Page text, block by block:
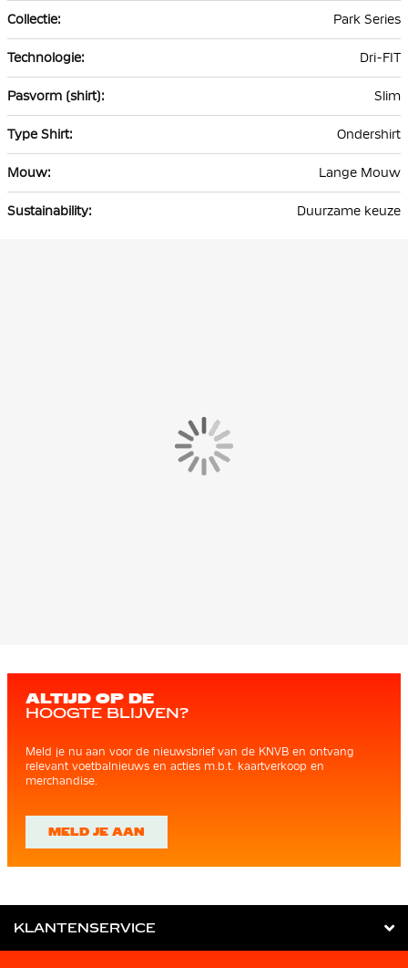
Park Series
Dri-FIT
Slim
Ondershirt
Lange Mouw
Duurzame keuze
ALTIJD OP DE
HOOGTE BLIJVEN?
Meld je nu aan voor de nieuwsbrief van de KNVB en ontvang
relevant voetbalnieuws en acties m.b.t. kaartverkoop en
merchandise.
MELD JE AAN
KLANTENSERVICE